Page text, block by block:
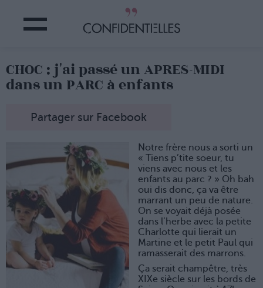
CHOC : j'ai passé un APRES-MIDI
dans un PARC à enfants
Partager sur Facebook
Notre frère nous a sorti un
« Tiens p’tite soeur, tu
viens avec nous et les
enfants au parc ? » Oh bah
oui dis donc, ça va être
marrant un peu de nature.
On se voyait déjà posée
dans l’herbe avec la petite
Charlotte qui lierait un
Martine et le petit Paul qui
ramasserait des marrons.
Ça serait champêtre, très
XIXe siècle sur les bords de